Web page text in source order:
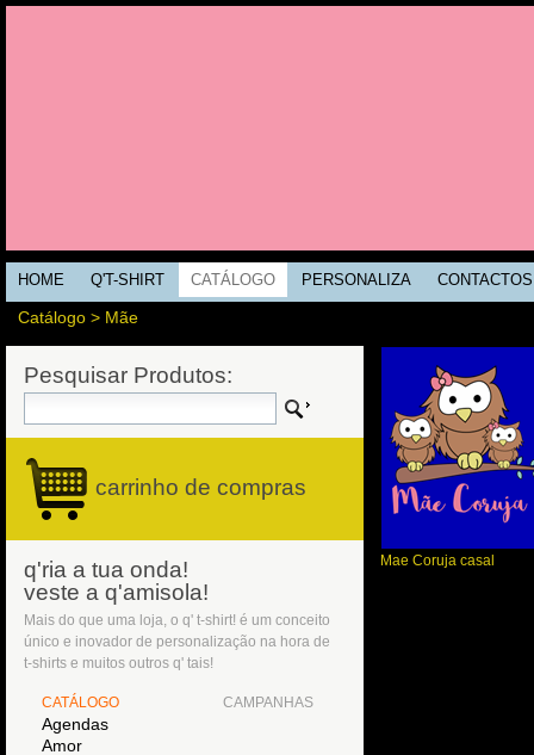
HOME Q'T-SHIRT CATÁLOGO PERSONALIZA CONTACTOS
Catálogo > Mãe
Pesquisar Produtos:
carrinho de compras
q'ria a tua onda!
veste a q'amisola!
Mais do que uma loja, o q' t-shirt! é um conceito
único e inovador de personalização na hora de
t-shirts e muitos outros q' tais!
CATÁLOGO
Agendas
Amor
CAMPANHAS
Mae Coruja casal